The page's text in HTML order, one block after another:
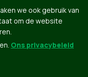
we ook gebruik van
om de website
Ons privacybeleid